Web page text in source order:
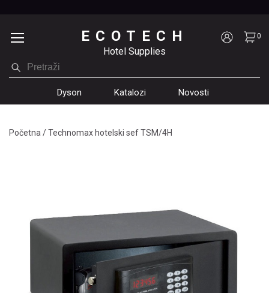
Dyson Katalozi Novosti
ECOTECH
Hotel Supplies
0
Početna /Technomax hotelski sef TSM/4H